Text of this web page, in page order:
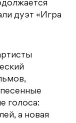
дуэт «Игра
голоса:
а новая